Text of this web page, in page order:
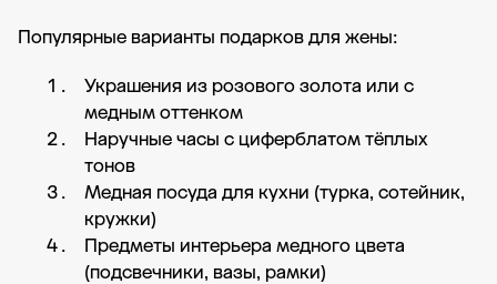
Популярные варианты подарков для жены:
Украшения из розового золота или с
медным оттенком
Наручные часы с циферблатом тёплых
тонов
Медная посуда для кухни (турка, сотейник,
кружки)
Предметы интерьера медного цвета
(подсвечники, вазы, рамки)